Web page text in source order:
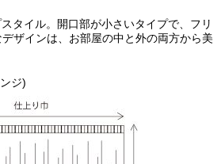
タイル。開口部が小さいタイプで、フリ
ザインは、お部屋の中と外の両方から美
ジ)